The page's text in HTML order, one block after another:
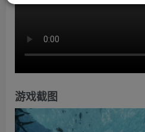
游戏截图